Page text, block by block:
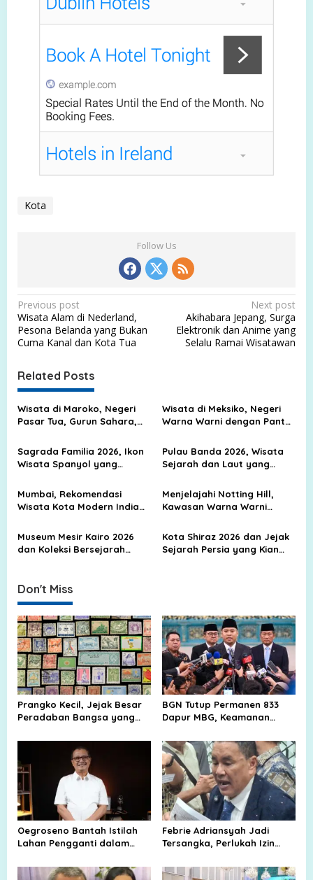
Kota
Follow Us
P
o
s
t
n
a
v
i
g
t
o
Previous post
Wisata Alam di Nederland,
Pesona Belanda yang Bukan
Cuma Kanal dan Kota Tua
Next post
Akihabara Jepang, Surga
Elektronik dan Anime yang
Selalu Ramai Wisatawan
Related Posts
Wisata di Maroko, Negeri
Pasar Tua, Gurun Sahara,
Wisata di Meksiko, Negeri
Warna Warni dengan Pantai
Peradaban Kuno
Sagrada Familia 2026, Ikon
Wisata Spanyol yang
Pulau Banda 2026, Wisata
Sejarah dan Laut yang
Mumbai, Rekomendasi
Wisata Kota Modern India
Menjelajahi Notting Hill,
Kawasan Warna Warni
Mengundang Langkah
Museum Mesir Kairo 2026
dan Koleksi Bersejarah
Kota Shiraz 2026 dan Jejak
Sejarah Persia yang Kian
Don't Miss
Prangko Kecil, Jejak Besar
Peradaban Bangsa yang
BGN Tutup Permanen 833
Dapur MBG, Keamanan
Oegroseno Bantah Istilah
Lahan Pengganti dalam
Febrie Adriansyah Jadi
Tersangka, Perlukah Izin